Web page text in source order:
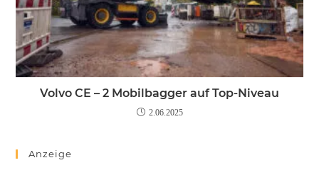
Volvo CE – 2 Mobilbagger auf Top-Niveau
2.06.2025
Anzeige